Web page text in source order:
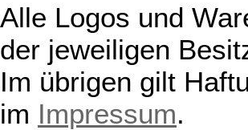
Alle Logos und
der jeweiligen
Im übrigen gilt
im Impressum.